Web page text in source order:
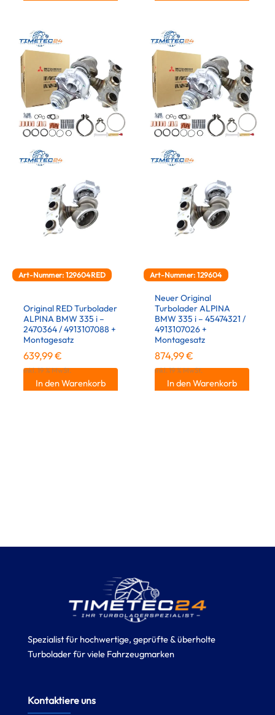
Art-Nummer: 129604RED
Original RED Turbolader
ALPINA BMW 335 i –
2470364 / 4913107088 +
Montagesatz
639,99€
inkl. 19 % MwSt.
In den Warenkorb
Art-Nummer: 129604
Neuer Original
Turbolader ALPINA
BMW 335 i – 45474321 /
4913107026 +
Montagesatz
874,99€
inkl. 19 % MwSt.
In den Warenkorb
Spezialist für hochwertige, geprüfte & überholte
Turbolader für viele Fahrzeugmarken
Kontaktiere uns